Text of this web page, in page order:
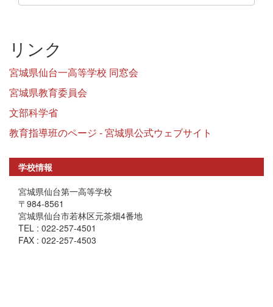
リンク
宮城県仙台一高等学校 同窓会
宮城県教育委員会
文部科学省
教育指導班のページ - 宮城県公式ウェブサイト
学校情報
宮城県仙台第一高等学校
〒984-8561
宮城県仙台市若林区元茶畑4番地
TEL : 022-257-4501
FAX : 022-257-4503